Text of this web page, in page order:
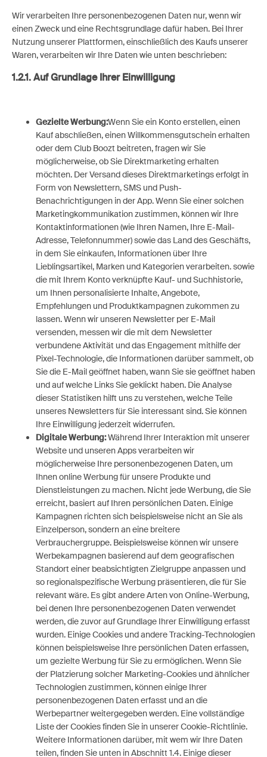
Wir verarbeiten Ihre personenbezogenen Daten nur, wenn wir
einen Zweck und eine Rechtsgrundlage dafür haben. Bei Ihrer
Nutzung unserer Plattformen, einschließlich des Kaufs unserer
Waren, verarbeiten wir Ihre Daten wie unten beschrieben:
1.2.1. Auf Grundlage Ihrer Einwilligung
Gezielte Werbung:Wenn Sie ein Konto erstellen, einen
Kauf abschließen, einen Willkommensgutschein erhalten
oder dem Club Boozt beitreten, fragen wir Sie
möglicherweise, ob Sie Direktmarketing erhalten
möchten. Der Versand dieses Direktmarketings erfolgt in
Form von Newslettern, SMS und Push-
Benachrichtigungen in der App. Wenn Sie einer solchen
Marketingkommunikation zustimmen, können wir Ihre
Kontaktinformationen (wie Ihren Namen, Ihre E-Mail-
Adresse, Telefonnummer) sowie das Land des Geschäfts,
in dem Sie einkaufen, Informationen über Ihre
Lieblingsartikel, Marken und Kategorien verarbeiten. sowie
die mit Ihrem Konto verknüpfte Kauf- und Suchhistorie,
um Ihnen personalisierte Inhalte, Angebote,
Empfehlungen und Produktkampagnen zukommen zu
lassen. Wenn wir unseren Newsletter per E-Mail
versenden, messen wir die mit dem Newsletter
verbundene Aktivität und das Engagement mithilfe der
Pixel-Technologie, die Informationen darüber sammelt, ob
Sie die E-Mail geöffnet haben, wann Sie sie geöffnet haben
und auf welche Links Sie geklickt haben. Die Analyse
dieser Statistiken hilft uns zu verstehen, welche Teile
unseres Newsletters für Sie interessant sind. Sie können
Ihre Einwilligung jederzeit widerrufen.
Digitale Werbung:Während Ihrer Interaktion mit unserer
Website und unseren Apps verarbeiten wir
möglicherweise Ihre personenbezogenen Daten, um
Ihnen online Werbung für unsere Produkte und
Dienstleistungen zu machen. Nicht jede Werbung, die Sie
erreicht, basiert auf Ihren persönlichen Daten. Einige
Kampagnen richten sich beispielsweise nicht an Sie als
Einzelperson, sondern an eine breitere
Verbrauchergruppe. Beispielsweise können wir unsere
Werbekampagnen basierend auf dem geografischen
Standort einer beabsichtigten Zielgruppe anpassen und
so regionalspezifische Werbung präsentieren, die für Sie
relevant wäre. Es gibt andere Arten von Online-Werbung,
bei denen Ihre personenbezogenen Daten verwendet
werden, die zuvor auf Grundlage Ihrer Einwilligung erfasst
wurden. Einige Cookies und andere Tracking-Technologien
können beispielsweise Ihre persönlichen Daten erfassen,
um gezielte Werbung für Sie zu ermöglichen. Wenn Sie
der Platzierung solcher Marketing-Cookies und ähnlicher
Technologien zustimmen, können einige Ihrer
personenbezogenen Daten erfasst und an die
Werbepartner weitergegeben werden. Eine vollständige
Liste der Cookies finden Sie in unserer Cookie-Richtlinie.
Weitere Informationen darüber, mit wem wir Ihre Daten
teilen, finden Sie unten in Abschnitt 1.4. Einige dieser